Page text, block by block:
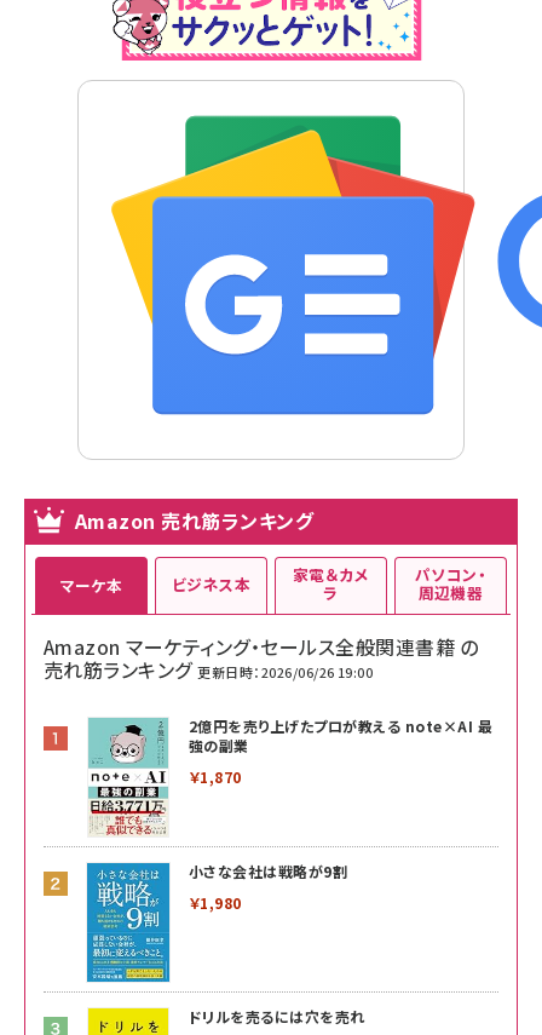
Amazon 売れ筋ランキング
マーケ本
Amazon マーケティング・セールス全般関連書籍 の
売れ筋ランキング 更新日時：2026/06/26 19:00
2億円を売り上げたプロが教える note×AI 最
強の副業
￥1,870
小さな会社は戦略が9割
￥1,980
ドリルを売るには穴を売れ
ビジネス本 家電＆カメ
ラ
パソコン・
周辺機器